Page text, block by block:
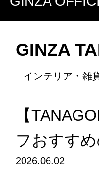
GINZA
インテリア・雑
【
フおすす
2026.06.02